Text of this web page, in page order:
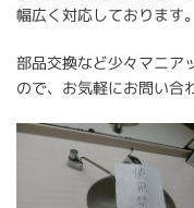
幅広く対応しております。
部品交換など少々マニア
ので、お気軽にお問い合